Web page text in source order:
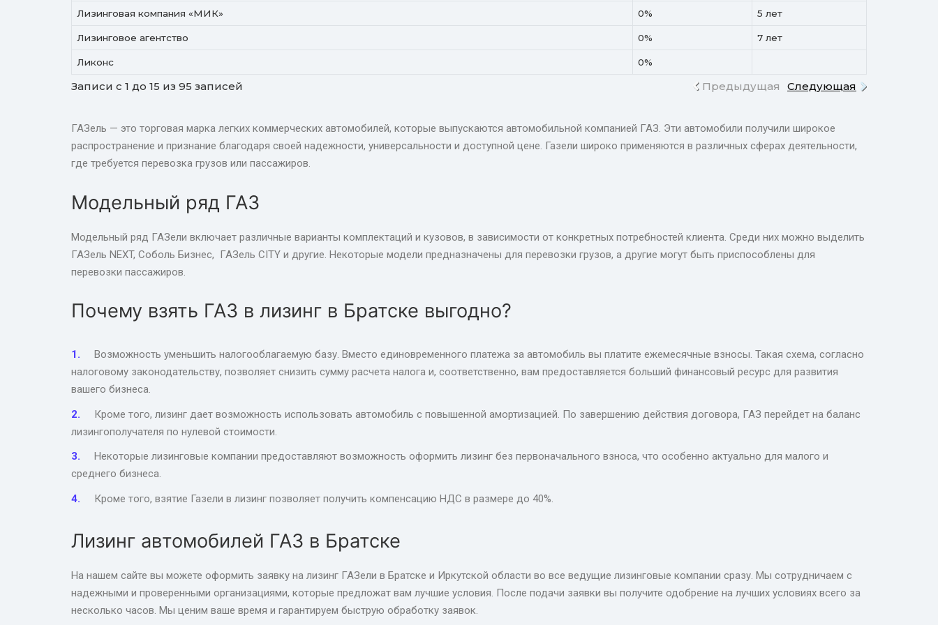
Лизинговая компания «МИК» 0% 5 лет
Лизинговое агентство 0% 7 лет
Ликонс 0%
Записи с 1 до 15 из 95 записей Предыдущая Следующая
ГАЗель — это торговая марка легких коммерческих автомобилей, которые выпускаются автомобильной компанией ГАЗ. Эти автомобили получили широкое
распространение и признание благодаря своей надежности, универсальности и доступной цене. Газели широко применяются в различных сферах деятельности,
где требуется перевозка грузов или пассажиров.
Модельный ряд ГАЗ
Модельный ряд ГАЗели включает различные варианты комплектаций и кузовов, в зависимости от конкретных потребностей клиента. Среди них можно выделить
ГАЗель NEXT, Соболь Бизнес, ГАЗель CITY и другие. Некоторые модели предназначены для перевозки грузов, а другие могут быть приспособлены для
перевозки пассажиров.
Почему взять ГАЗ в лизинг в Братске выгодно?
Возможность уменьшить налогооблагаемую базу. Вместо единовременного платежа за автомобиль вы платите ежемесячные взносы. Такая схема, согласно
налоговому законодательству, позволяет снизить сумму расчета налога и, соответственно, вам предоставляется больший финансовый ресурс для развития
вашего бизнеса.
Кроме того, лизинг дает возможность использовать автомобиль с повышенной амортизацией. По завершению действия договора, ГАЗ перейдет на баланс
лизингополучателя по нулевой стоимости.
Некоторые лизинговые компании предоставляют возможность оформить лизинг без первоначального взноса, что особенно актуально для малого и
среднего бизнеса.
Кроме того, взятие Газели в лизинг позволяет получить компенсацию НДС в размере до 40%.
Лизинг автомобилей ГАЗ в Братске
На нашем сайте вы можете оформить заявку на лизинг ГАЗели в Братске и Иркутской области во все ведущие лизинговые компании сразу. Мы сотрудничаем с
надежными и проверенными организациями, которые предложат вам лучшие условия. После подачи заявки вы получите одобрение на лучших условиях всего за
несколько часов. Мы ценим ваше время и гарантируем быструю обработку заявок.